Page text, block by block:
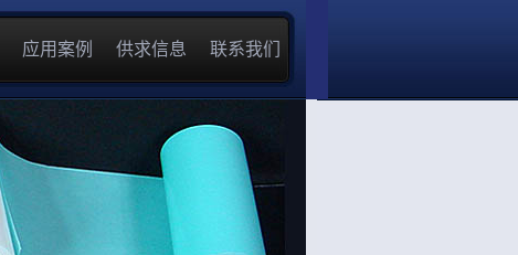
应用案例 供求信息 联系我们